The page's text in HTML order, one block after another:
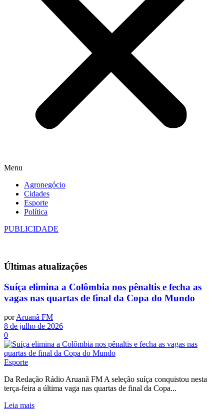
Menu
Agronegócio
Cidades
Esporte
Política
PUBLICIDADE
Últimas atualizações
Suíça elimina a Colômbia nos pênaltis e fecha as
vagas nas quartas de final da Copa do Mundo
porAruanã FM
8 de julho de 2026
0
Esporte
Da Redação Rádio Aruanã FM A seleção suíça conquistou nesta
terça-feira a última vaga nas quartas de final da Copa...
Leia mais